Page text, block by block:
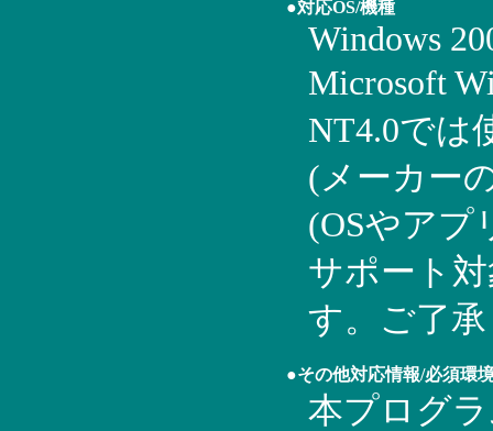
●対応OS/機種
Windows
Microsoft
NT4.0では
(メーカー
(OSやアプ
サポート
す。ご了
●その他対応情報/必須環
本プログ